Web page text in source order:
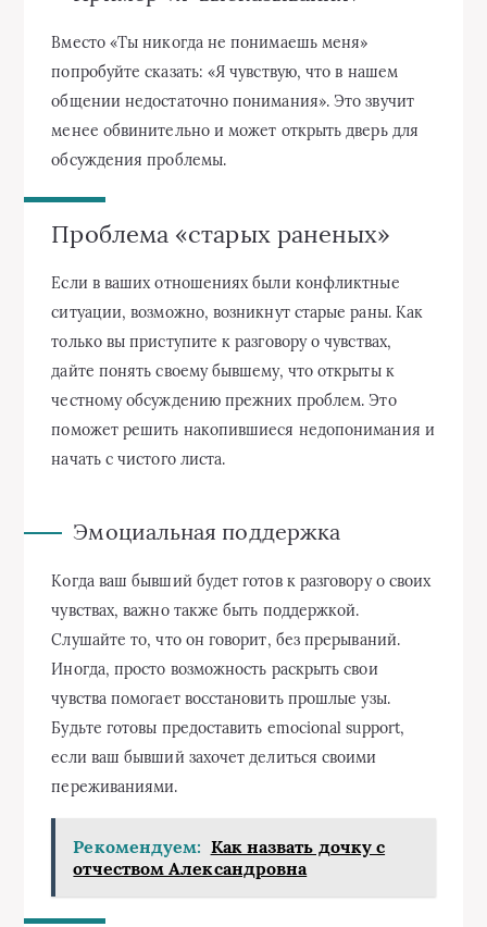
Вместо «Ты никогда не понимаешь меня»
попробуйте сказать: «Я чувствую, что в нашем
общении недостаточно понимания». Это звучит
менее обвинительно и может открыть дверь для
обсуждения проблемы.
Проблема «старых раненых»
Если в ваших отношениях были конфликтные
ситуации, возможно, возникнут старые раны. Как
только вы приступите к разговору о чувствах,
дайте понять своему бывшему, что открыты к
честному обсуждению прежних проблем. Это
поможет решить накопившиеся недопонимания и
начать с чистого листа.
Эмоциальная поддержка
Когда ваш бывший будет готов к разговору о своих
чувствах, важно также быть поддержкой.
Слушайте то, что он говорит, без прерываний.
Иногда, просто возможность раскрыть свои
чувства помогает восстановить прошлые узы.
Будьте готовы предоставить emocional support,
если ваш бывший захочет делиться своими
переживаниями.
Рекомендуем: Как назвать дочку с
отчеством Александровна